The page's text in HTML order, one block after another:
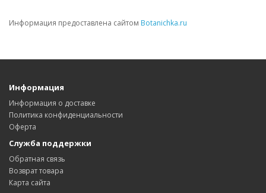
Информация предоставлена сайтом Botanichka.ru
Информация
Информация о доставке
Политика конфиденциальности
Оферта
Служба поддержки
Обратная связь
Возврат товара
Карта сайта